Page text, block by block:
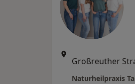
Naturheilpraxis